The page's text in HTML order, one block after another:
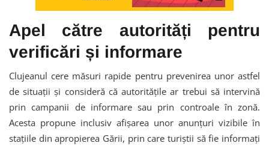
Apel către autorități pentru
verificări și informare
Clujeanul cere măsuri rapide pentru prevenirea unor astfel
de situații și consideră că autoritățile ar trebui să intervină
prin campanii de informare sau prin controale în zonă.
Acesta propune inclusiv afișarea unor anunțuri vizibile în
stațiile din apropierea Gării, prin care turiștii să fie informați